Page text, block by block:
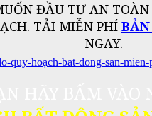
ĐẦU TƯ AN TOÀN
TẢI MIỄN PHÍ
NGAY.